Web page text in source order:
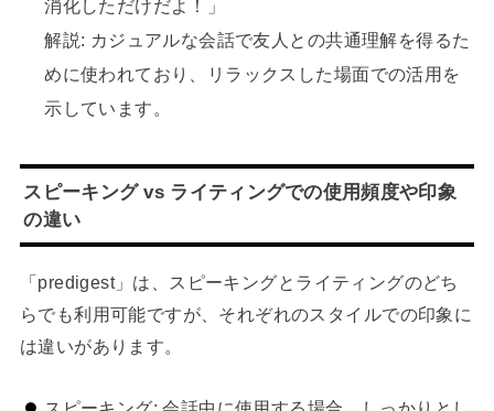
消化しただけだよ！」
解説: カジュアルな会話で友人との共通理解を得るた
めに使われており、リラックスした場面での活用を
示しています。
スピーキング vs ライティングでの使用頻度や印象
の違い
「predigest」は、スピーキングとライティングのどち
らでも利用可能ですが、それぞれのスタイルでの印象に
は違いがあります。